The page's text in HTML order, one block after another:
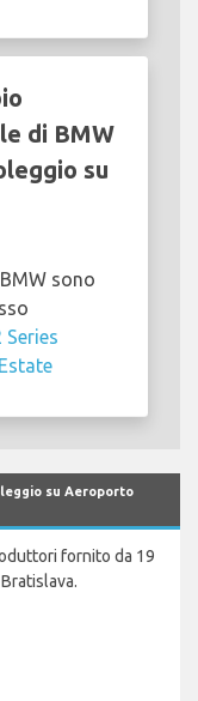
di BMW
su
sono
Series
su Aeroporto
fornito da 19